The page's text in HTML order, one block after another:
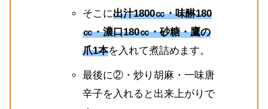
そこに出汁1800㏄・味醂180
㏄・濃口180㏄・砂糖・鷹の
爪1本を入れて煮詰めます。
最後に②・炒り胡麻・一味唐
辛子を入れると出来上がりで